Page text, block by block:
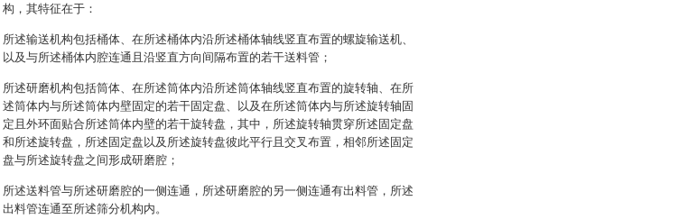
构，其特征在于：
所述输送机构包括桶体、在所述桶体内沿所述桶体轴线竖直布置的螺旋输送机、
以及与所述桶体内腔连通且沿竖直方向间隔布置的若干送料管；
所述研磨机构包括筒体、在所述筒体内沿所述筒体轴线竖直布置的旋转轴、在所
述筒体内与所述筒体内壁固定的若干固定盘、以及在所述筒体内与所述旋转轴固
定且外环面贴合所述筒体内壁的若干旋转盘，其中，所述旋转轴贯穿所述固定盘
和所述旋转盘，所述固定盘以及所述旋转盘彼此平行且交叉布置，相邻所述固定
盘与所述旋转盘之间形成研磨腔；
所述送料管与所述研磨腔的一侧连通，所述研磨腔的另一侧连通有出料管，所述
出料管连通至所述筛分机构内。